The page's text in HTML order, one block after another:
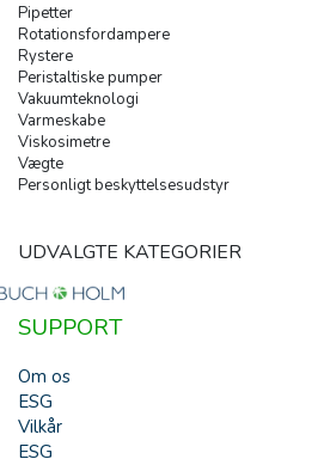
Pipetter
Rotationsfordampere
Rystere
Peristaltiske pumper
Vakuumteknologi
Varmeskabe
Viskosimetre
Vægte
Personligt beskyttelsesudstyr
UDVALGTE KATEGORIER
SUPPORT
Om os
ESG
Vilkår
ESG